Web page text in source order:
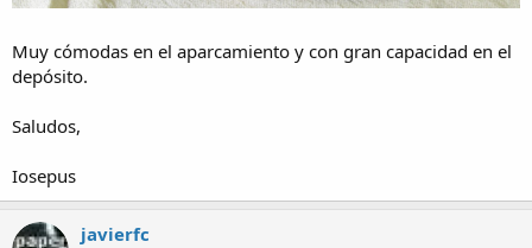
Muy cómodas en el aparcamiento y con gran capacidad en el
depósito.
Saludos,
Iosepus
javierfc